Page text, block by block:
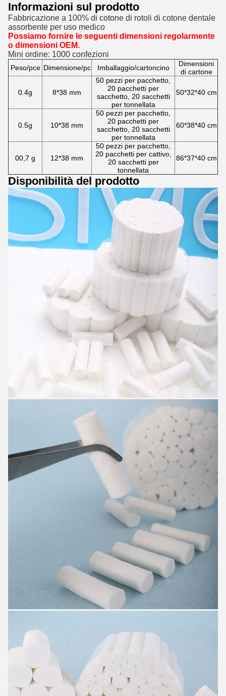
Informazioni sul prodotto
Fabbricazione a 100% di cotone di rotoli di cotone dentale
assorbente per uso medico
Possiamo fornire le seguenti dimensioni regolarmente
o dimensioni OEM.
Mini ordine: 1000 confezioni
Peso/pce Dimensione/pc Imballaggio/cartoncino
Dimensioni
di cartone
0.4g 8*38 mm
50 pezzi per pacchetto,
20 pacchetti per
sacchetto, 20 sacchetti
per tonnellata
50*32*40 cm
0.5g 10*38 mm
50 pezzi per pacchetto,
20 pacchetti per
sacchetto, 20 sacchetti
per tonnellata
60*38*40 cm
00,7 g 12*38 mm
50 pezzi per pacchetto,
20 pacchetti per cattivo,
20 sacchetti per
tonnellata
86*37*40 cm
Disponibilità del prodotto